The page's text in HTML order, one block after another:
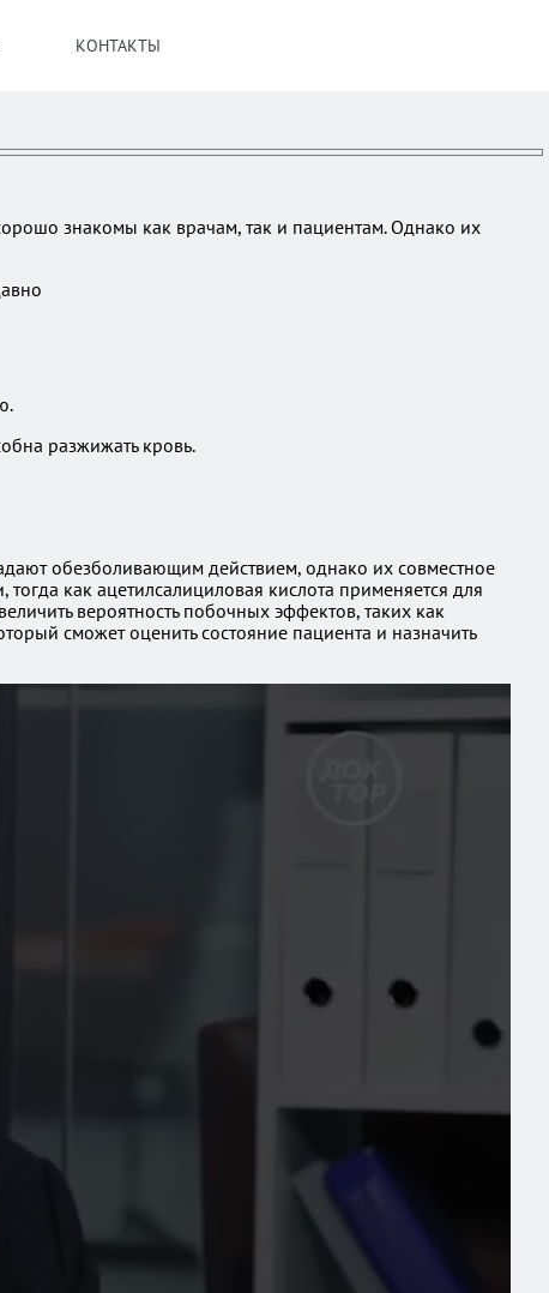
КОНТАКТЫ
знакомы как врачам, так и пациентам. Однако их
разжижать кровь.
обезболивающим действием, однако их совместное
как ацетилсалициловая кислота применяется для
вероятность побочных эффектов, таких как
сможет оценить состояние пациента и назначить